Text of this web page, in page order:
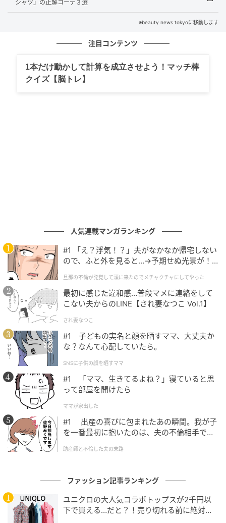
とした印象に見えやすく、大人世代にも取り入れやす
いデザインです。フロントスリット入りなら足さばき
もしやすく、見た目にも軽やかな印象を演出できま
さりげなくおしゃれ感アップ。2026夏、大人世代が真似したい「デニムの正
解コーデ」３選
白シャツは前だけ軽くタックインし、袖をラフにまく
ることで、きちんと感の中にも自然な抜け感を。バッ
グはラフィアやメッシュなど、夏らしい素材を選ぶの
がポイントです。白シャツの上品さとデニムスカート
の軽快さが調和し、大人世代らしい洗練されたカジュ
きれいめ派は「シアートップス×インディゴデ
ニム」
シャツ」の正解コーデ３選
※beauty news tokyoに移動します
注目コンテンツ
1本だけ動かして計算を成立させよう！マッチ棒
クイズ【脳トレ】
人気連載マンガランキング
#1 「え？浮気！？」夫がなかなか帰宅しない
ので、ふと外を見ると…→予期せぬ光景が！
クチャにしてやった
旦那の不倫が発覚して頭に来たのでメチャクチャにしてやった
最初に感じた違和感…普段マメに連絡をして
こない夫からのLINE【され妻なつこ Vol.1】
され妻なつこ
#1 子どもの実名と顔を晒すママ、大丈夫か
な？なんて心配していたら。
SNSに子供の顔を晒すママ
#1 「ママ、生きてるよね？」寝ていると思
って部屋を開けたら
ママが家出した
#1 出産の喜びに包まれたあの瞬間。我が子
を一番最初に抱いたのは、夫の不倫相手でし
助産師と不倫した夫の末路
ファッション記事ランキング
ユニクロの大人気コラボトップスが2千円以
下で買える…だと？！売り切れる前に絶対買